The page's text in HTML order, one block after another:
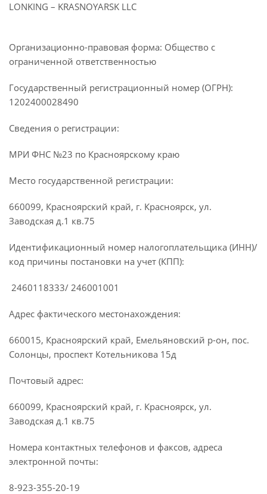
LONKING – KRASNOYARSK LLC
Организационно-правовая форма: Общество с
ограниченной ответственностью
Государственный регистрационный номер (ОГРН):
1202400028490
Сведения о регистрации:
МРИ ФНС №23 по Красноярскому краю
Место государственной регистрации:
660099, Красноярский край, г. Красноярск, ул.
Заводская д.1 кв.75
Идентификационный номер налогоплательщика (ИНН)/
код причины постановки на учет (КПП):
2460118333/ 246001001
Адрес фактического местонахождения:
660015, Красноярский край, Емельяновский р-он, пос.
Солонцы, проспект Котельникова 15д
Почтовый адрес:
660099, Красноярский край, г. Красноярск, ул.
Заводская д.1 кв.75
Номера контактных телефонов и факсов, адреса
электронной почты:
8-923-355-20-19